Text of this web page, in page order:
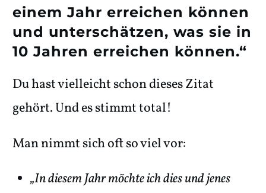
einem Jahr erreichen können
und unterschätzen, was sie in
10 Jahren erreichen können.“
Du hast vielleicht schon dieses Zitat
gehört. Und es stimmt total!
Man nimmt sich oft so viel vor:
„In diesem Jahr möchte ich dies und jenes